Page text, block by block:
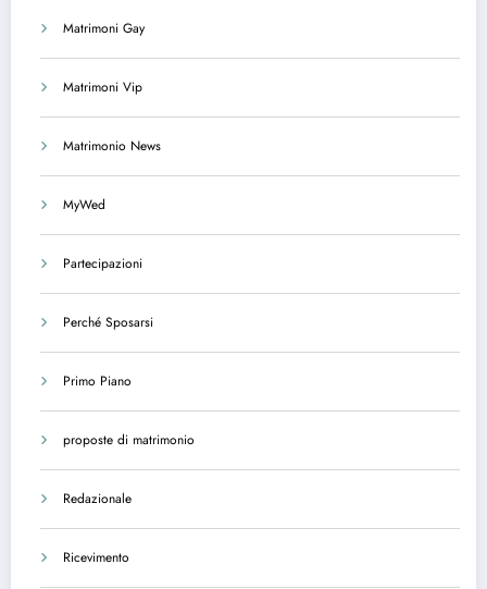
Matrimoni Gay
Matrimoni Vip
Matrimonio News
MyWed
Partecipazioni
Perché Sposarsi
Primo Piano
proposte di matrimonio
Redazionale
Ricevimento